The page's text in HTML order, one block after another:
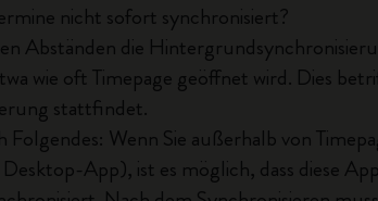
nicht sofort synchronisiert?
Abständen die
wie oft Timepage geöffnet wird. Dies
stattfindet.
Folgendes: Wenn Sie außerhalb von
Desktop-App), ist es möglich, dass diese